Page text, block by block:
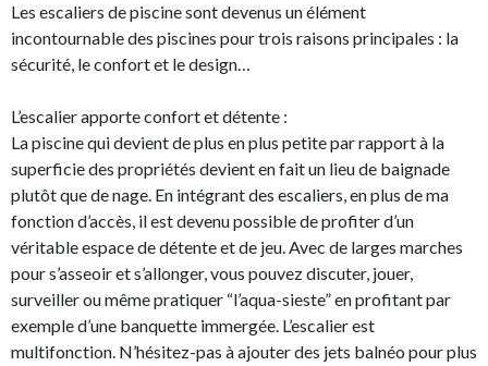
Les escaliers de piscine sont devenus un élément
incontournable des piscines pour trois raisons principales : la
sécurité, le confort et le design…
L’escalier apporte confort et détente :
La piscine qui devient de plus en plus petite par rapport à la
superficie des propriétés devient en fait un lieu de baignade
plutôt que de nage. En intégrant des escaliers, en plus de ma
fonction d’accès, il est devenu possible de profiter d’un
véritable espace de détente et de jeu. Avec de larges marches
pour s’asseoir et s’allonger, vous pouvez discuter, jouer,
surveiller ou même pratiquer “l’aqua-sieste” en profitant par
exemple d’une banquette immergée. L’escalier est
multifonction. N’hésitez-pas à ajouter des jets balnéo pour plus